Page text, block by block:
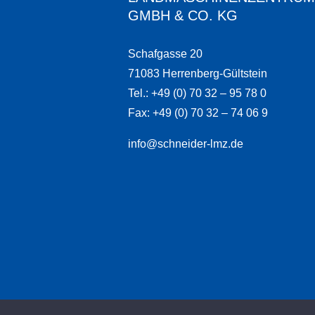
GMBH & CO. KG
Schafgasse 20
71083 Herrenberg-Gültstein
Tel.: +49 (0) 70 32 – 95 78 0
Fax: +49 (0) 70 32 – 74 06 9
info@schneider-lmz.de